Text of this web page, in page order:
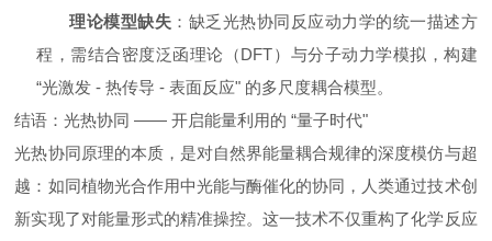
理论模型缺失 ：缺乏光热协同反应动力学的统一描述方
程，需结合密度泛函理论（DFT）与分子动力学模拟，构建
“光激发 - 热传导 - 表面反应" 的多尺度耦合模型。
结语：光热协同 —— 开启能量利用的 “量子时代"
光热协同原理的本质，是对自然界能量耦合规律的深度模仿与超
越：如同植物光合作用中光能与酶催化的协同，人类通过技术创
新实现了对能量形式的精准操控。这一技术不仅重构了化学反应